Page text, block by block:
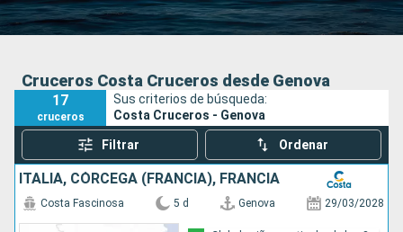
Puertos Compañías
Cruceros Costa Cruceros desde Genova
17
cruceros
Sus criterios de búsqueda:
Costa Cruceros - Genova
Filtrar Ordenar
ITALIA, CÓRCEGA (FRANCIA), FRANCIA
Costa Fascinosa 5 d Genova 29/03/2028